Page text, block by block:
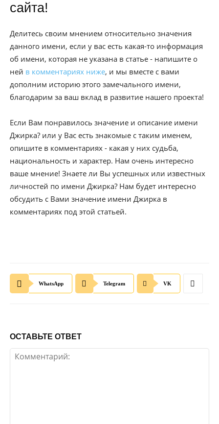
сайта!
Делитесь своим мнением относительно значения
данного имени, если у вас есть какая-то информация
об имени, которая не указана в статье - напишите о
ней в комментариях ниже, и мы вместе с вами
дополним историю этого замечального имени,
благодарим за ваш вклад в развитие нашего проекта!
Если Вам понравилось значение и описание имени
Джирка? или у Вас есть знакомые с таким именем,
опишите в комментариях - какая у них судьба,
национальность и характер. Нам очень интересно
ваше мнение! Знаете ли Вы успешных или известных
личностей по имени Джирка? Нам будет интересно
обсудить с Вами значение имени Джирка в
комментариях под этой статьей.
WhatsApp Telegram VK
ОСТАВЬТЕ ОТВЕТ